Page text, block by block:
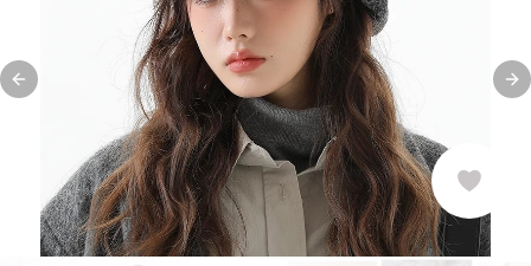
Previous slide